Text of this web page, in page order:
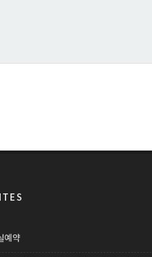
예약